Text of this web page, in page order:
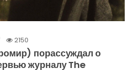
2150
порассуждал о
журналу The